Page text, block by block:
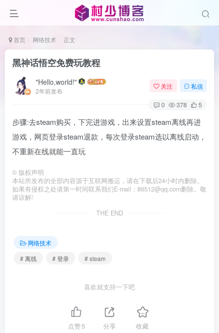
首页 网络技术 正文
黑神话悟空免费玩教程
"Hello,world!"
2年前发布
关注 私信
0 378 5
步骤:去steam购买，下完进游戏，出来设置steam离线再进
游戏，网页登录steam退款，每次登录steam选以离线启动，
不重新在线就能一直玩
© 版权声明
本站所发布的全部内容源于互联网搬运，请在下载后24小时内删除。
如果有侵权之处请第一时间联系我们E-mail：86512@qq.com删除。敬
请谅解!
THE END
网络技术
# 离线
# 登录 # steam
喜欢就支持一下吧
点赞5 分享 收藏